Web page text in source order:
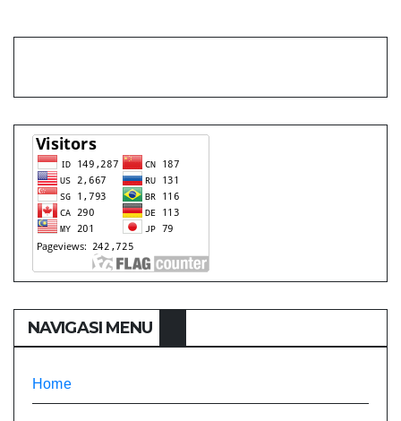
NAVIGASI MENU
Home